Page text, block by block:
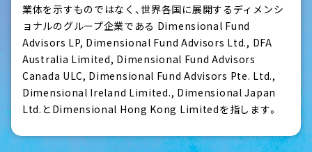
業体を示すものではなく、世界各国に展開するディメンシ
ョナルのグループ企業である Dimensional Fund
Advisors LP, Dimensional Fund Advisors Ltd., DFA
Australia Limited, Dimensional Fund Advisors
Canada ULC, Dimensional Fund Advisors Pte. Ltd.,
Dimensional Ireland Limited., Dimensional Japan
Ltd.とDimensional Hong Kong Limitedを指します。